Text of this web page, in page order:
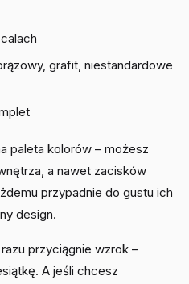
grafit, niestandardowe
paleta kolorów – możesz
a nawet zacisków
przypadnie do gustu ich
design.
przyciągnie wzrok –
A jeśli chcesz